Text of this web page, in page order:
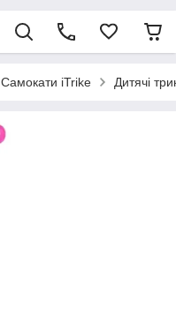
Самокати iTrike Дитячі